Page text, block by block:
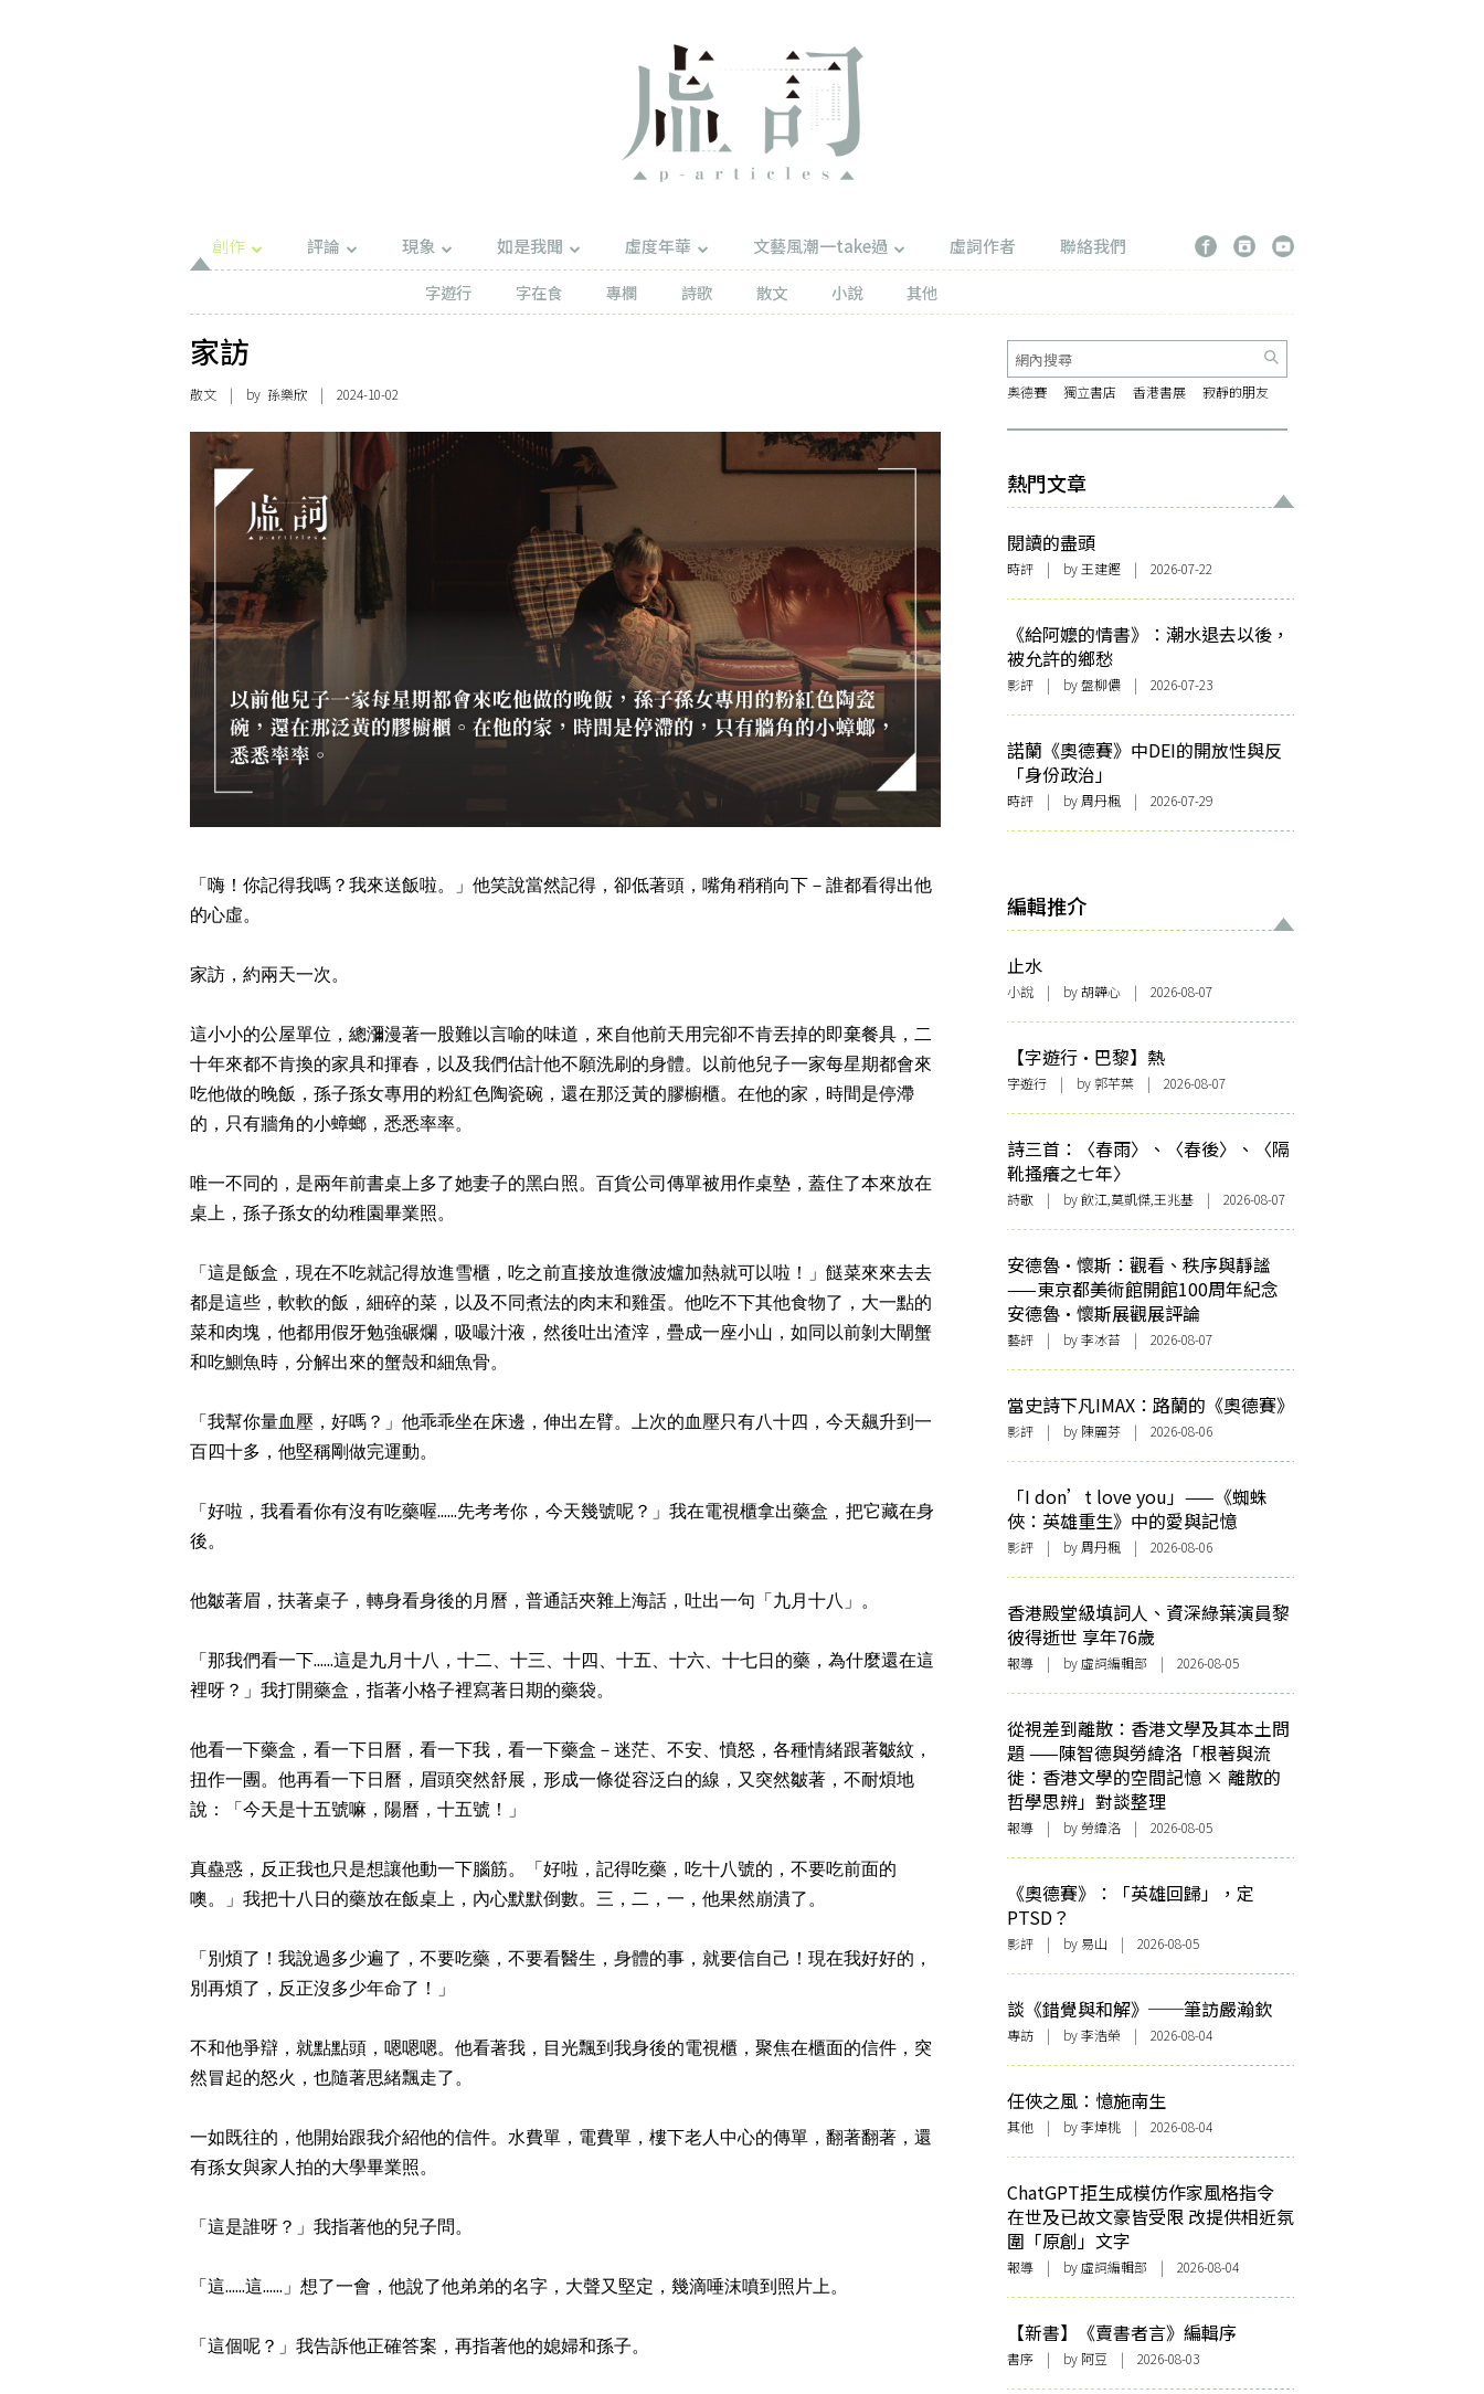
創作 評論 現象 如是我聞 虛度年華 文藝風潮一take過 虛詞作者
聯絡我們
字遊行
字在食 專欄 詩歌 散文 小說 其他
家訪
散文 | by 孫樂欣 | 2024-10-02
「嗨！你記得我嗎？我來送飯啦。」他笑說當然記得，卻低著頭，嘴角稍稍向下－誰都看得出他
的心虛。
家訪，約兩天一次。
這小小的公屋單位，總瀰漫著一股難以言喻的味道，來自他前天用完卻不肯丟掉的即棄餐具，二
十年來都不肯換的家具和揮春，以及我們估計他不願洗刷的身體。以前他兒子一家每星期都會來
吃他做的晚飯，孫子孫女專用的粉紅色陶瓷碗，還在那泛黃的膠櫥櫃。在他的家，時間是停滯
的，只有牆角的小蟑螂，悉悉率率。
唯一不同的，是兩年前書桌上多了她妻子的黑白照。百貨公司傳單被用作桌墊，蓋住了本來放在
桌上，孫子孫女的幼稚園畢業照。
「這是飯盒，現在不吃就記得放進雪櫃，吃之前直接放進微波爐加熱就可以啦！」餸菜來來去去
都是這些，軟軟的飯，細碎的菜，以及不同煮法的肉末和雞蛋。他吃不下其他食物了，大一點的
菜和肉塊，他都用假牙勉強碾爛，吸嘬汁液，然後吐出渣滓，疊成一座小山，如同以前剝大閘蟹
和吃鰂魚時，分解出來的蟹殼和細魚骨。
「我幫你量血壓，好嗎？」他乖乖坐在床邊，伸出左臂。上次的血壓只有八十四，今天飆升到一
百四十多，他堅稱剛做完運動。
「好啦，我看看你有沒有吃藥喔......先考考你，今天幾號呢？」我在電視櫃拿出藥盒，把它藏在身
後。
他皺著眉，扶著桌子，轉身看身後的月曆，普通話夾雜上海話，吐出一句「九月十八」。
「那我們看一下......這是九月十八，十二、十三、十四、十五、十六、十七日的藥，為什麼還在這
裡呀？」我打開藥盒，指著小格子裡寫著日期的藥袋。
他看一下藥盒，看一下日曆，看一下我，看一下藥盒－迷茫、不安、憤怒，各種情緒跟著皺紋，
扭作一團。他再看一下日曆，眉頭突然舒展，形成一條從容泛白的線，又突然皺著，不耐煩地
說：「今天是十五號嘛，陽曆，十五號！」
真蠱惑，反正我也只是想讓他動一下腦筋。「好啦，記得吃藥，吃十八號的，不要吃前面的
噢。」我把十八日的藥放在飯桌上，內心默默倒數。三，二，一，他果然崩潰了。
「別煩了！我說過多少遍了，不要吃藥，不要看醫生，身體的事，就要信自己！現在我好好的，
別再煩了，反正沒多少年命了！」
不和他爭辯，就點點頭，嗯嗯嗯。他看著我，目光飄到我身後的電視櫃，聚焦在櫃面的信件，突
然冒起的怒火，也隨著思緒飄走了。
一如既往的，他開始跟我介紹他的信件。水費單，電費單，樓下老人中心的傳單，翻著翻著，還
有孫女與家人拍的大學畢業照。
「這是誰呀？」我指著他的兒子問。
「這......這......」想了一會，他說了他弟弟的名字，大聲又堅定，幾滴唾沫噴到照片上。
「這個呢？」我告訴他正確答案，再指著他的媳婦和孫子。
奧德賽 獨立書店 香港書展 寂靜的朋友
熱門文章
閱讀的盡頭
時評 | by 王建鏗 | 2026-07-22
《給阿嬤的情書》：潮水退去以後，
被允許的鄉愁
影評 | by 盤柳儂 | 2026-07-23
諾蘭《奧德賽》中DEI的開放性與反
「身份政治」
時評 | by 周丹楓 | 2026-07-29
編輯推介
止水
小說 | by 胡韡心 | 2026-08-07
【字遊行·巴黎】熱
字遊行 | by 郭芊葉 | 2026-08-07
詩三首：〈春雨〉、〈春後〉、〈隔
靴搔癢之七年〉
詩歌 | by 飲江,莫凱傑,王兆基 | 2026-08-07
安德魯·懷斯：觀看、秩序與靜謐
——東京都美術館開館100周年紀念
安德魯·懷斯展觀展評論
藝評 | by 李冰苔 | 2026-08-07
當史詩下凡IMAX：路蘭的《奧德賽》
影評 | by 陳麗芬 | 2026-08-06
「I don’t love you」——《蜘蛛
俠：英雄重生》中的愛與記憶
影評 | by 周丹楓 | 2026-08-06
香港殿堂級填詞人、資深綠葉演員黎
彼得逝世 享年76歲
報導 | by 虛詞編輯部 | 2026-08-05
從視差到離散：香港文學及其本土問
題 ——陳智德與勞緯洛「根著與流
徙：香港文學的空間記憶 × 離散的
哲學思辨」對談整理
報導 | by 勞緯洛 | 2026-08-05
《奧德賽》：「英雄回歸」，定
PTSD？
影評 | by 易山 | 2026-08-05
談《錯覺與和解》──筆訪嚴瀚欽
專訪 | by 李浩榮 | 2026-08-04
任俠之風：憶施南生
其他 | by 李焯桃 | 2026-08-04
ChatGPT拒生成模仿作家風格指令
在世及已故文豪皆受限 改提供相近氛
圍「原創」文字
報導 | by 虛詞編輯部 | 2026-08-04
【新書】《賣書者言》編輯序
書序 | by 阿豆 | 2026-08-03